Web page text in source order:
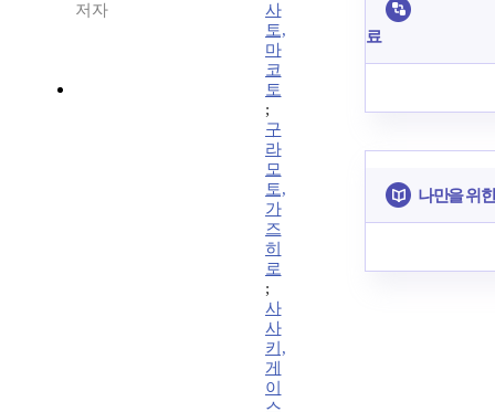
저자
사
토,
마
코
토
;
구
라
모
토,
가
즈
히
로
;
사
사
키,
게
이
스
료
나만을 위